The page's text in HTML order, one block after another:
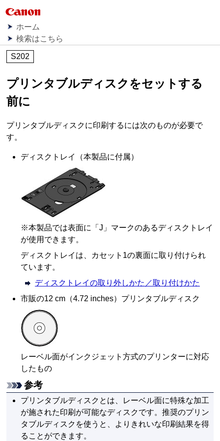
ホーム
検索はこちら
S202
プリンタブルディスクをセットする
前に
プリンタブルディスクに印刷するには次のものが必要で
す。
ディスクトレイ （本製品に付属）
※本製品では表面に「J」マークのあるディスクトレイ
が使用できます。
ディスクトレイ は、 カセット1の裏面に取り付けられ
ています。
ディスクトレイの取り外しかた／取り付けかた
市販の12 cm（4.72 inches）プリンタブルディスク
レーベル面がインクジェット方式のプリンターに対応
したもの
参考
プリンタブルディスクとは、レーベル面に特殊な加工
が施された印刷が可能なディスクです。推奨のプリン
タブルディスクを使うと、よりきれいな印刷結果を得
ることができます。